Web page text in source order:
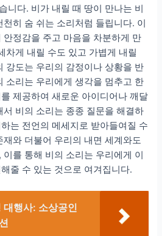
니다. 비가 내릴 때 땅이 만나는 비
히 숨 쉬는 소리처럼 들립니다. 이
정감을 주고 마음을 차분하게 만
차게 내릴 수도 있고 가볍게 내릴
강도는 우리의 감정이나 상황을 반
소리는 우리에게 생각을 멈추고 한
제공하여 새로운 아이디어나 깨달
비의 소리는 종종 질문을 해결하
는 전언의 메세지로 받아들여질 수
와 더불어 우리의 내면 세계와도
를 통해 비의 소리는 우리에게 이
줄 수 있는 것으로 여겨집니다.
대행사: 소상공인